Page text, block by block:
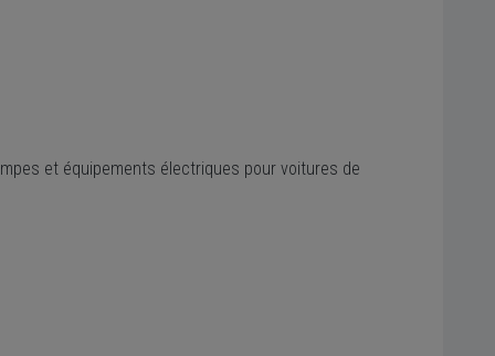
et équipements électriques pour voitures de